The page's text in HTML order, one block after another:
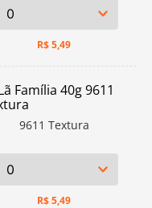
R$5,49
9611 Textura
R$5,49